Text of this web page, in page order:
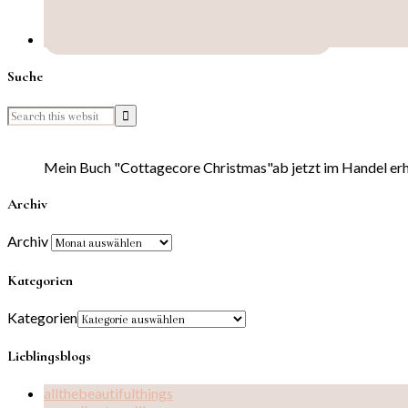
Suche
Mein Buch "Cottagecore Christmas"ab jetzt im Handel
Archiv
Archiv
Kategorien
Kategorien
Lieblingsblogs
allthebeautifulthings